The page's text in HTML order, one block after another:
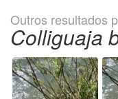
Outros resultados
Colliguaja